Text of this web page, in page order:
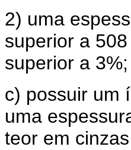
2) uma
superior a
superior a 3%;
c) possuir um
uma
teor em